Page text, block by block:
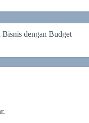
dengan Budget